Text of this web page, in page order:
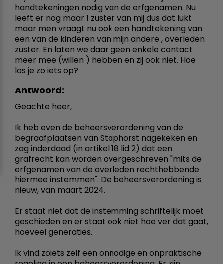
handtekeningen nodig van de erfgenamen. Nu
leeft er nog maar 1 zuster van mij dus dat lukt
maar men vraagt nu ook een handtekening van
een van de kinderen van mijn andere , overleden
zuster. En laten we daar geen enkele contact
meer mee (willen ) hebben en zij ook niet. Hoe
los je zo iets op?
Antwoord:
Geachte heer,
Ik heb even de beheersverordening van de
begraafplaatsen van Staphorst nagekeken en
zag inderdaad (in artikel 18 lid 2) dat een
grafrecht kan worden overgeschreven "mits de
erfgenamen van de overleden rechthebbende
hiermee instemmen". De beheersverordening is
nieuw, van maart 2024.
Er staat niet dat de instemming schriftelijk moet
geschieden en er staat ook niet hoe ver dat gaat,
hoeveel generaties.
Ik vind zoiets zelf een onnodige en onpraktische